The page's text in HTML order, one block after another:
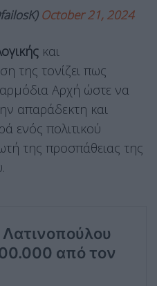
October 21, 2024
και
της τονίζει πως
Αρχή ώστε να
απαράδεκτη και
ενός πολιτικού
της προσπάθειας της